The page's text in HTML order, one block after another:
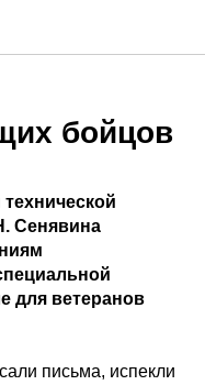
бойцов
Сенявина
для ветеранов
письма, испекли